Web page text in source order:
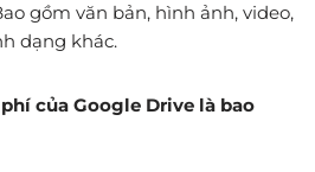
gồm văn bản, hình ảnh, video,
dạng khác.
của Google Drive là bao